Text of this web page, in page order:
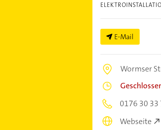
E-Mail
Wormser
0176 30 33
Webseite